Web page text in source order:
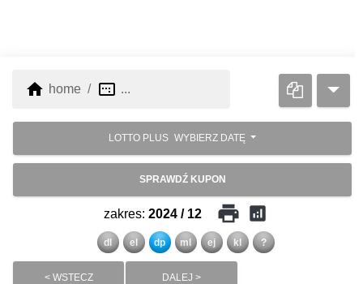
home home image_aspect_ratio ...
LOTTO PLUS WYBIERZ DATĘ
SPRAWDŹ KUPON
zakres: 2024 / 12 print analytics
dl el dp ml ej kl ?
< WSTECZ DALEJ >